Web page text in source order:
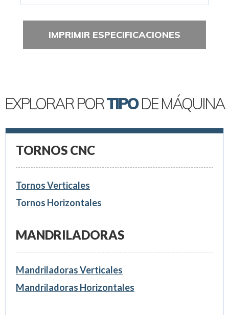
IMPRIMIR ESPECIFICACIONES
EXPLORAR PORTIPODE MÁQUINA
TORNOS CNC
Tornos Verticales
Tornos Horizontales
MANDRILADORAS
Mandriladoras Verticales
Mandriladoras Horizontales